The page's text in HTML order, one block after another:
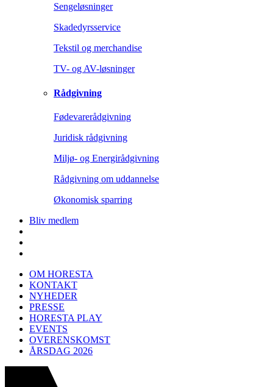
Sengeløsninger
Skadedyrsservice
Tekstil og merchandise
TV- og AV-løsninger
Rådgivning
Fødevarerådgivning
Juridisk rådgivning
Miljø- og Energirådgivning
Rådgivning om uddannelse
Økonomisk sparring
Bliv medlem
OM HORESTA
KONTAKT
NYHEDER
PRESSE
HORESTA PLAY
EVENTS
OVERENSKOMST
ÅRSDAG 2026